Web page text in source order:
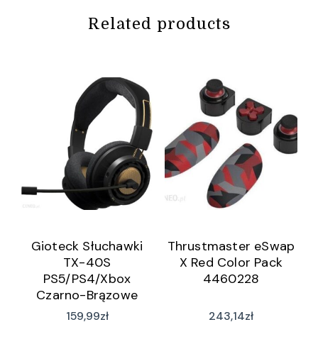
Related products
Gioteck Słuchawki
TX-40S
PS5/PS4/Xbox
Czarno-Brązowe
159,99zł
Thrustmaster eSwap
X Red Color Pack
4460228
243,14zł